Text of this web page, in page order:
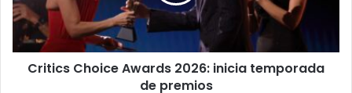
de
premios
Critics Choice Awards 2026: inicia temporada
de premios